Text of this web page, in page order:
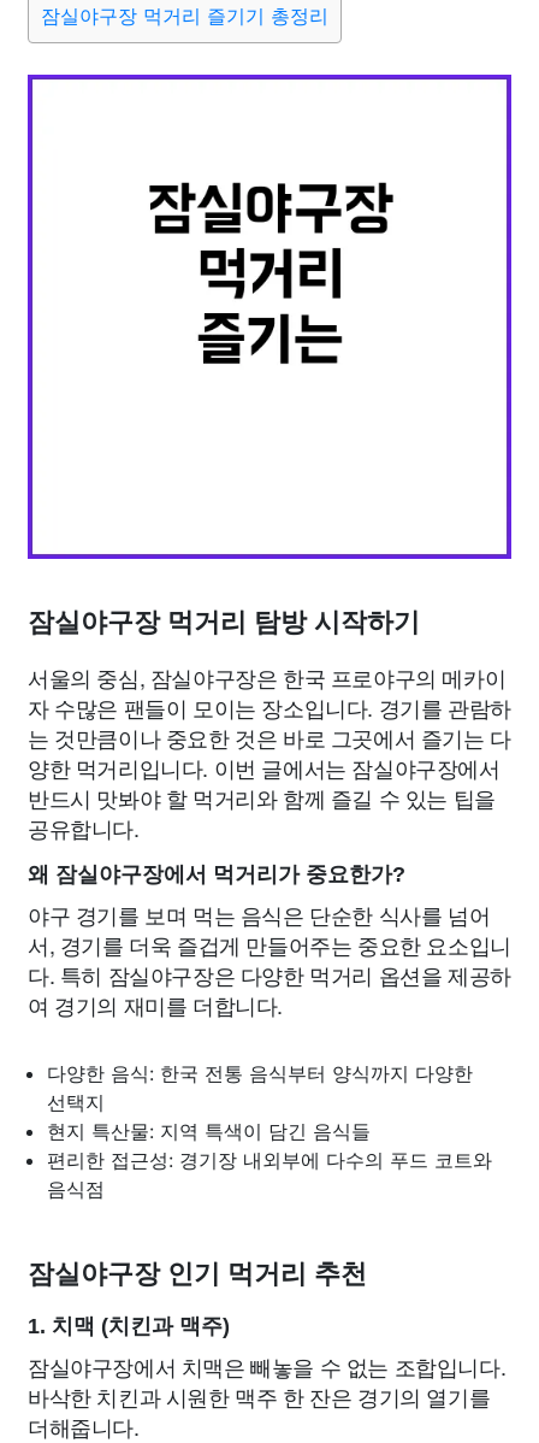
잠실야구장 먹거리 즐기기 총정리
잠실야구장 먹거리 탐방 시작하기
서울의 중심, 잠실야구장은 한국 프로야구의 메카이
자 수많은 팬들이 모이는 장소입니다. 경기를 관람하
는 것만큼이나 중요한 것은 바로 그곳에서 즐기는 다
양한 먹거리입니다. 이번 글에서는 잠실야구장에서
반드시 맛봐야 할 먹거리와 함께 즐길 수 있는 팁을
공유합니다.
왜 잠실야구장에서 먹거리가 중요한가?
야구 경기를 보며 먹는 음식은 단순한 식사를 넘어
서, 경기를 더욱 즐겁게 만들어주는 중요한 요소입니
다. 특히 잠실야구장은 다양한 먹거리 옵션을 제공하
여 경기의 재미를 더합니다.
다양한 음식: 한국 전통 음식부터 양식까지 다양한
선택지
현지 특산물: 지역 특색이 담긴 음식들
편리한 접근성: 경기장 내외부에 다수의 푸드 코트와
음식점
잠실야구장 인기 먹거리 추천
1. 치맥 (치킨과 맥주)
잠실야구장에서 치맥은 빼놓을 수 없는 조합입니다.
바삭한 치킨과 시원한 맥주 한 잔은 경기의 열기를
더해줍니다.